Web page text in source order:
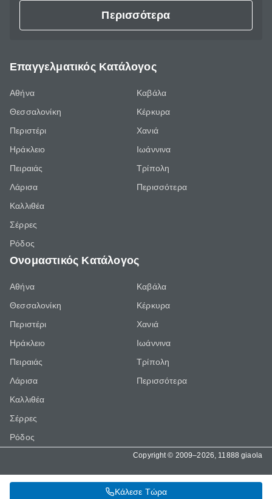
Κάλεσε Τώρα
Περισσότερα
Επαγγελματικός Κατάλογος
Αθήνα
Θεσσαλονίκη
Περιστέρι
Ηράκλειο
Πειραιάς
Λάρισα
Καλλιθέα
Σέρρες
Ρόδος
Καβάλα
Κέρκυρα
Χανιά
Ιωάννινα
Τρίπολη
Περισσότερα
Ονομαστικός Κατάλογος
Αθήνα
Θεσσαλονίκη
Περιστέρι
Ηράκλειο
Πειραιάς
Λάρισα
Καλλιθέα
Σέρρες
Ρόδος
Καβάλα
Κέρκυρα
Χανιά
Ιωάννινα
Τρίπολη
Περισσότερα
Copyright © 2009–2026, 11888 giaola